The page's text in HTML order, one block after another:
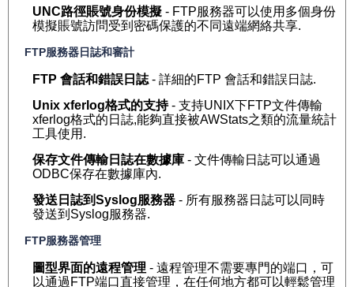
UNC路徑賬號身份模擬 - FTP服務器可以使用多個身份
模擬賬號訪問受到密碼保護的不同遠端網絡共享.
FTP服務器日誌和審計
FTP 會話和錯誤日誌 - 詳細的FTP 會話和錯誤日誌.
Unix xferlog格式的支持- 支持UNIX下FTP文件傳輸
xferlog格式的日誌,能夠直接被AWStats之類的流量統計
工具使用.
保存文件傳輸日誌在數據庫 - 文件傳輸日誌可以通過
ODBC保存在數據庫內.
發送日誌到Syslog服務器 - 所有服務器日誌可以同時
發送到Syslog服務器.
FTP服務器管理
圖型界面的遠程管理 - 遠程管理不需要專門的端口，可
以通過FTP端口直接管理，在任何地方都可以輕鬆管理